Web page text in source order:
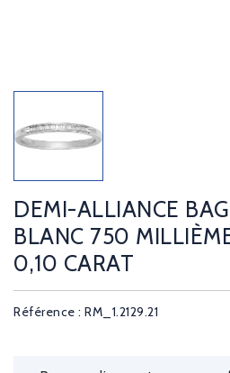
DEMI-ALLIANCE
BLANC 750
0,10 CARAT
Référence : RM_1.2129.21